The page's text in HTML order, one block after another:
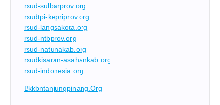
rsud-sulbarprov.org
rsudtpi-kepriprov.org
rsud-langsakota.org
rsud-ntbprov.org
rsud-natunakab.org
rsudkisaran-asahankab.org
rsud-indonesia.org
Bkkbntanjungpinang.org